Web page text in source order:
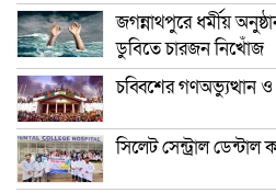
জগন্নাথপুরে ধর্মীয়
ডুবিতে চারজন নিখোঁজ
চব্বিশের গণঅভ্যুত্থান
সিলেট সেন্ট্রাল